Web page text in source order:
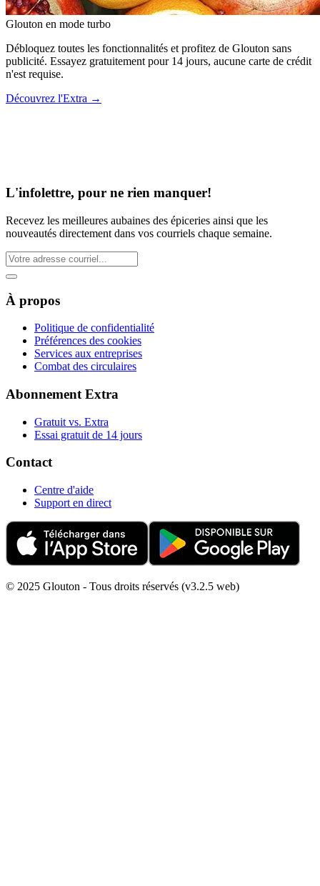
Glouton en mode turbo
Débloquez toutes les fonctionnalités et profitez de Glouton sans
publicité. Essayez gratuitement pour 14 jours, aucune carte de crédit
n'est requise.
Découvrez l'Extra →
L'infolettre, pour ne rien manquer!
Recevez les meilleures aubaines des épiceries ainsi que les
nouveautés directement dans vos courriels chaque semaine.
À propos
Politique de confidentialité
Préférences des cookies
Services aux entreprises
Combat des circulaires
Abonnement Extra
Gratuit vs. Extra
Essai gratuit de 14 jours
Contact
Centre d'aide
Support en direct
© 2025 Glouton - Tous droits réservés (v3.2.5 web)